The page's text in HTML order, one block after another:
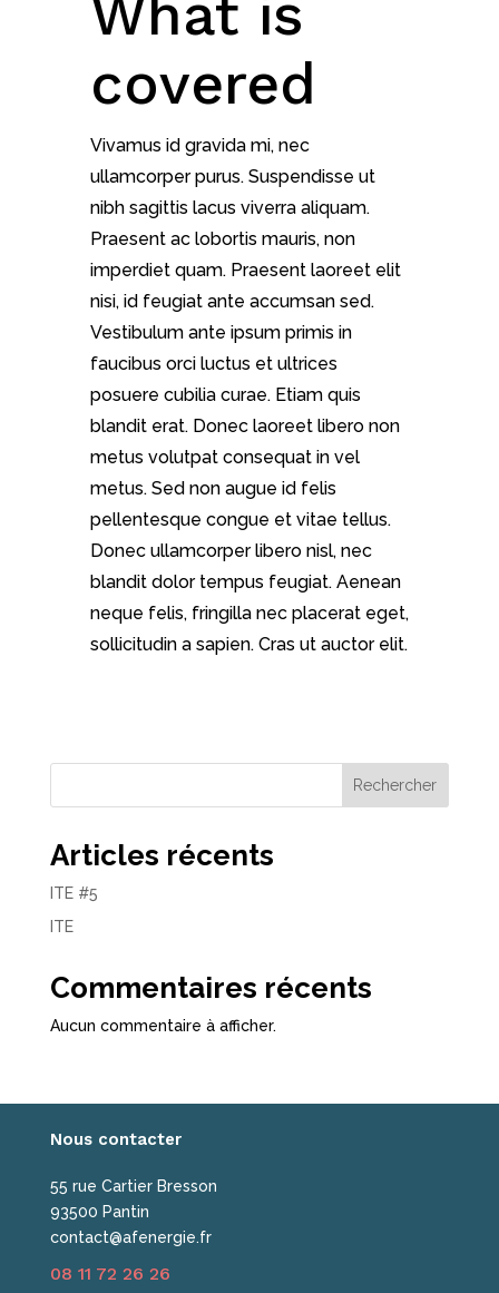
What is
covered
Vivamus id gravida mi, nec
ullamcorper purus. Suspendisse ut
nibh sagittis lacus viverra aliquam.
Praesent ac lobortis mauris, non
imperdiet quam. Praesent laoreet elit
nisi, id feugiat ante accumsan sed.
Vestibulum ante ipsum primis in
faucibus orci luctus et ultrices
posuere cubilia curae. Etiam quis
blandit erat. Donec laoreet libero non
metus volutpat consequat in vel
metus. Sed non augue id felis
pellentesque congue et vitae tellus.
Donec ullamcorper libero nisl, nec
blandit dolor tempus feugiat. Aenean
neque felis, fringilla nec placerat eget,
sollicitudin a sapien. Cras ut auctor elit.
Rechercher
Articles récents
ITE #5
ITE
Commentaires récents
Aucun commentaire à afficher.
Nous contacter
55 rue Cartier Bresson
93500 Pantin
contact@afenergie.fr
08 11 72 26 26